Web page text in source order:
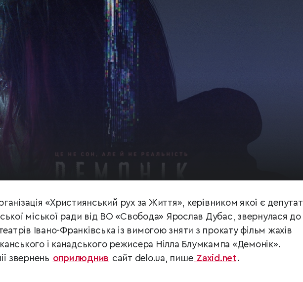
«Християнський рух за Життя», керівником якої є депутат
міської ради від ВО «Свобода» Ярослав Дубас, звернулася до
Івано-Франківська із вимогою зняти з прокату фільм жахів
і канадського режисера Нілла Блумкампа «Демонік».
звернень оприлюднив сайт delo.ua, пише Zaxid.net.